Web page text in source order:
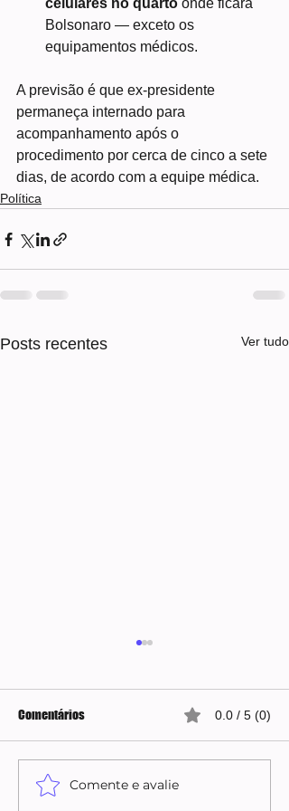
celulares no quarto onde ficará
Bolsonaro — exceto os
equipamentos médicos.
A previsão é que ex-presidente
permaneça internado para
acompanhamento após o
procedimento por cerca de cinco a sete
dias, de acordo com a equipe médica.
Política
Posts recentes Ver tudo
Quaest sinaliza recuperação
Comentários 0.0 / 5 (0)
Comente e avalie